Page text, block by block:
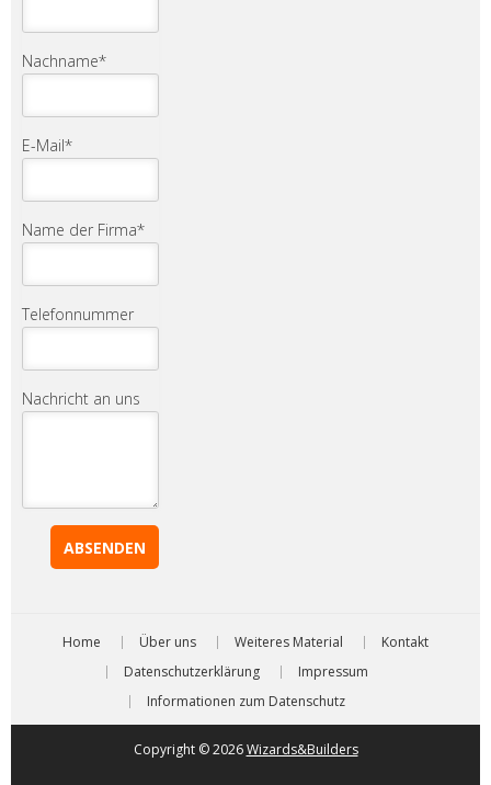
Nachname*
E-Mail*
Name der Firma*
Telefonnummer
Nachricht an uns
Home Über uns Weiteres Material
Kontakt
Datenschutzerklärung
Impressum
Informationen zum Datenschutz
Copyright © 2026Wizards&Builders